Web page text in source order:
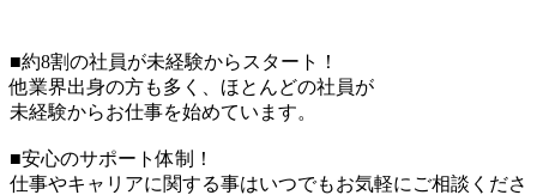
■約8割の社員が未経験からスタート！
他業界出身の方も多く、ほとんどの社員が
未経験からお仕事を始めています。
■安心のサポート体制！
仕事やキャリアに関する事はいつでもお気軽にご相談くださ